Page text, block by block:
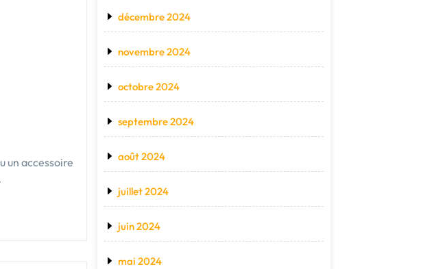
un accessoire
décembre 2024
novembre 2024
octobre 2024
septembre 2024
août 2024
juillet 2024
juin 2024
mai 2024